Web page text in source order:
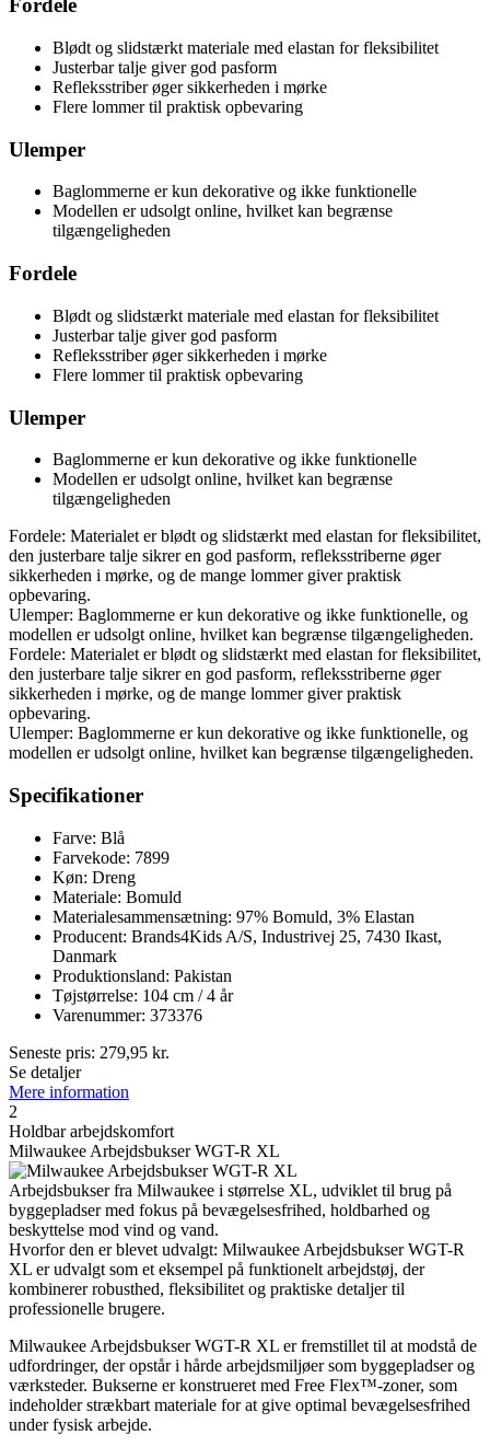
Fordele
Blødt og slidstærkt materiale med elastan for fleksibilitet
Justerbar talje giver god pasform
Refleksstriber øger sikkerheden i mørke
Flere lommer til praktisk opbevaring
Ulemper
Baglommerne er kun dekorative og ikke funktionelle
Modellen er udsolgt online, hvilket kan begrænse
tilgængeligheden
Fordele
Blødt og slidstærkt materiale med elastan for fleksibilitet
Justerbar talje giver god pasform
Refleksstriber øger sikkerheden i mørke
Flere lommer til praktisk opbevaring
Ulemper
Baglommerne er kun dekorative og ikke funktionelle
Modellen er udsolgt online, hvilket kan begrænse
tilgængeligheden
Fordele: Materialet er blødt og slidstærkt med elastan for fleksibilitet,
den justerbare talje sikrer en god pasform, refleksstriberne øger
sikkerheden i mørke, og de mange lommer giver praktisk
opbevaring.
Ulemper: Baglommerne er kun dekorative og ikke funktionelle, og
modellen er udsolgt online, hvilket kan begrænse tilgængeligheden.
Fordele: Materialet er blødt og slidstærkt med elastan for fleksibilitet,
den justerbare talje sikrer en god pasform, refleksstriberne øger
sikkerheden i mørke, og de mange lommer giver praktisk
opbevaring.
Ulemper: Baglommerne er kun dekorative og ikke funktionelle, og
modellen er udsolgt online, hvilket kan begrænse tilgængeligheden.
Specifikationer
Farve: Blå
Farvekode: 7899
Køn: Dreng
Materiale: Bomuld
Materialesammensætning: 97% Bomuld, 3% Elastan
Producent: Brands4Kids A/S, Industrivej 25, 7430 Ikast,
Danmark
Produktionsland: Pakistan
Tøjstørrelse: 104 cm / 4 år
Varenummer: 373376
Seneste pris: 279,95 kr.
Se detaljer
Mere information
2
Holdbar arbejdskomfort
Milwaukee Arbejdsbukser WGT-R XL
Arbejdsbukser fra Milwaukee i størrelse XL, udviklet til brug på
byggepladser med fokus på bevægelsesfrihed, holdbarhed og
beskyttelse mod vind og vand.
Hvorfor den er blevet udvalgt: Milwaukee Arbejdsbukser WGT-R
XL er udvalgt som et eksempel på funktionelt arbejdstøj, der
kombinerer robusthed, fleksibilitet og praktiske detaljer til
professionelle brugere.
Milwaukee Arbejdsbukser WGT-R XL er fremstillet til at modstå de
udfordringer, der opstår i hårde arbejdsmiljøer som byggepladser og
værksteder. Bukserne er konstrueret med Free Flex™-zoner, som
indeholder strækbart materiale for at give optimal bevægelsesfrihed
under fysisk arbejde.